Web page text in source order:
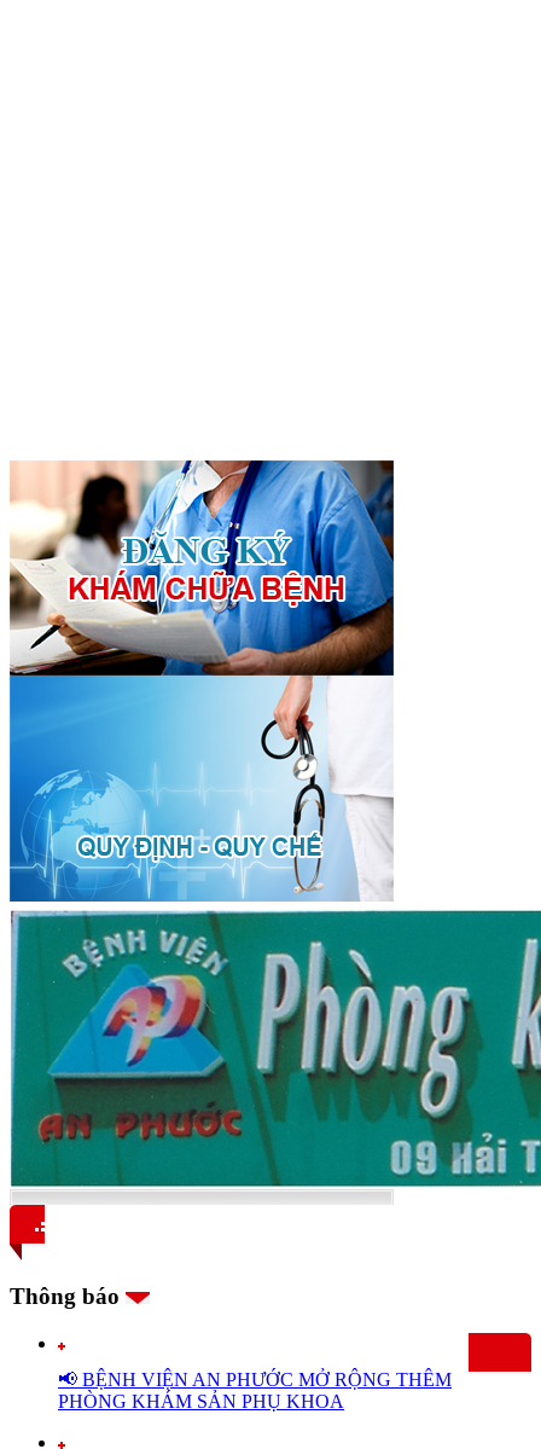
Thông báo
📢 BỆNH VIỆN AN PHƯỚC MỞ RỘNG THÊM
PHÒNG KHÁM SẢN PHỤ KHOA